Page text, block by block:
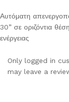
Αυτόματη
30” σε οριζόντια
ενέργειας
Only logged in
may leave a